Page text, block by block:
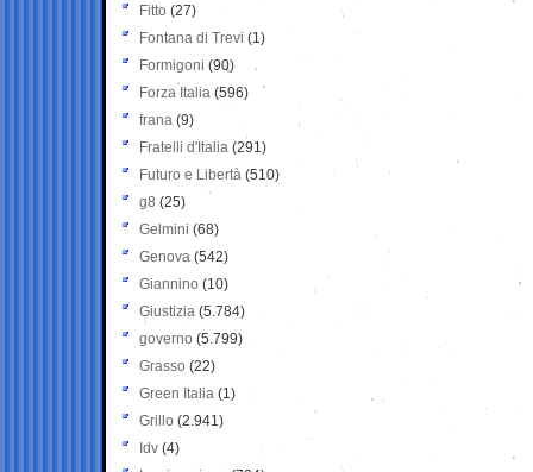
Fitto (27)
Fontana di Trevi (1)
Formigoni (90)
Forza Italia (596)
frana (9)
Fratelli d'Italia (291)
Futuro e Libertà (510)
g8 (25)
Gelmini (68)
Genova (542)
Giannino (10)
Giustizia (5.784)
governo (5.799)
Grasso (22)
Green Italia (1)
Grillo (2.941)
Idv (4)